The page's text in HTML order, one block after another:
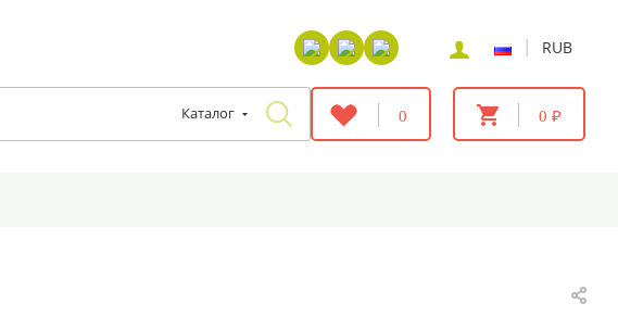
| RUB
Каталог 0 0 ₽